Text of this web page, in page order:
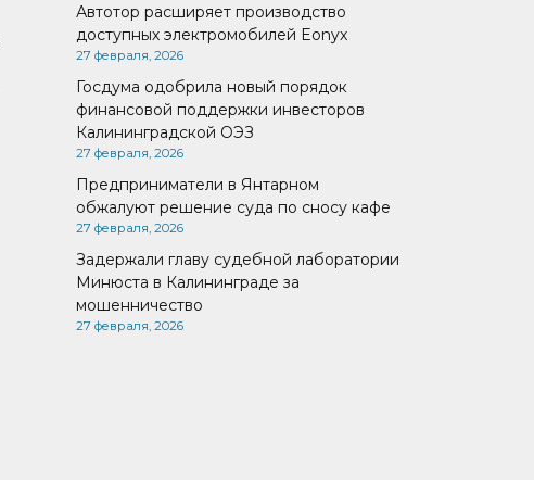
Автотор расширяет производство
доступных электромобилей Eonyx
27 февраля, 2026
Госдума одобрила новый порядок
финансовой поддержки инвесторов
Калининградской ОЭЗ
27 февраля, 2026
Предприниматели в Янтарном
обжалуют решение суда по сносу кафе
27 февраля, 2026
Задержали главу судебной лаборатории
Минюста в Калининграде за
мошенничество
27 февраля, 2026